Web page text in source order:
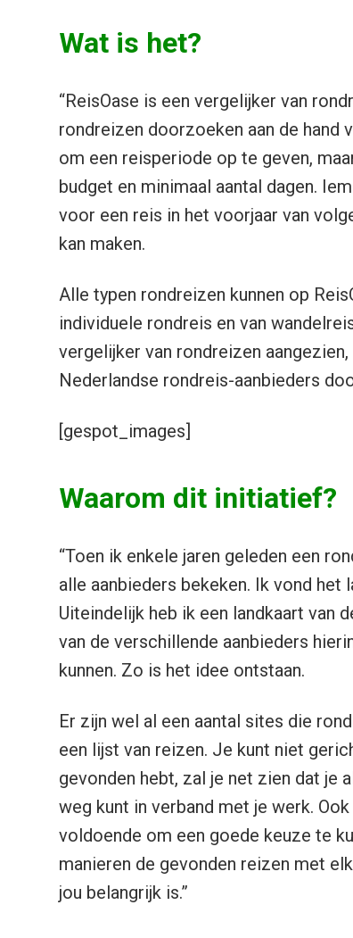
Wat is het?
“ReisOase is een vergelijker van
rondreizen doorzoeken aan de hand
om een reisperiode op te geven,
budget en minimaal aantal dagen.
voor een reis in het voorjaar van
kan maken.
Alle typen rondreizen kunnen op
individuele rondreis en van
vergelijker van rondreizen
Nederlandse rondreis-aanbieders
[gespot_images]
Waarom dit initiatief?
“Toen ik enkele jaren geleden een
alle aanbieders bekeken. Ik vond
Uiteindelijk heb ik een landkaart van
van de verschillende aanbieders
kunnen. Zo is het idee ontstaan.
Er zijn wel al een aantal sites die
een lijst van reizen. Je kunt niet
gevonden hebt, zal je net zien dat je
weg kunt in verband met je werk.
voldoende om een goede keuze te
manieren de gevonden reizen met
jou belangrijk is.”